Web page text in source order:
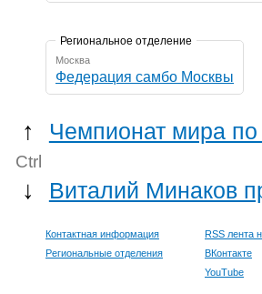
Региональное отделение
Москва
Федерация самбо Москвы
↑ Чемпионат мира
Ctrl
↓ Виталий Минаков
Контактная информация
Региональные отделения
RSS лента
ВКонтакте
YouTube